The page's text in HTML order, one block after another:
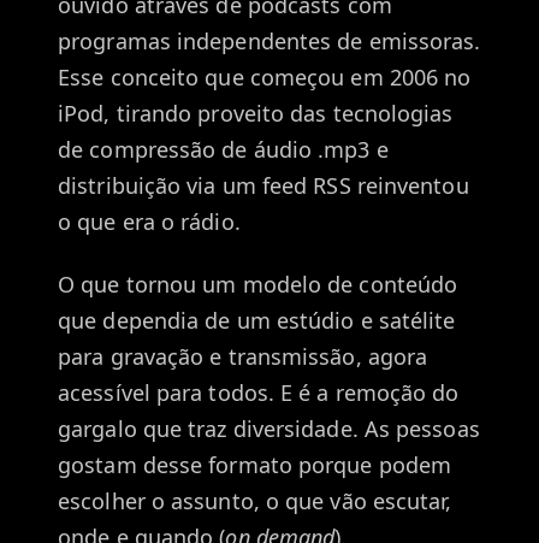
programas independentes de emissoras.
Esse conceito que começou em 2006 no
iPod, tirando proveito das tecnologias
de compressão de áudio .mp3 e
distribuição via um feed RSS reinventou
o que era o rádio.
O que tornou um modelo de conteúdo
que dependia de um estúdio e satélite
para gravação e transmissão, agora
acessível para todos. E é a remoção do
gargalo que traz diversidade. As pessoas
gostam desse formato porque podem
escolher o assunto, o que vão escutar,
onde e quando (on demand).